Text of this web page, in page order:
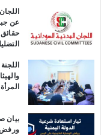
عن
حقائق
بيان
ورفض